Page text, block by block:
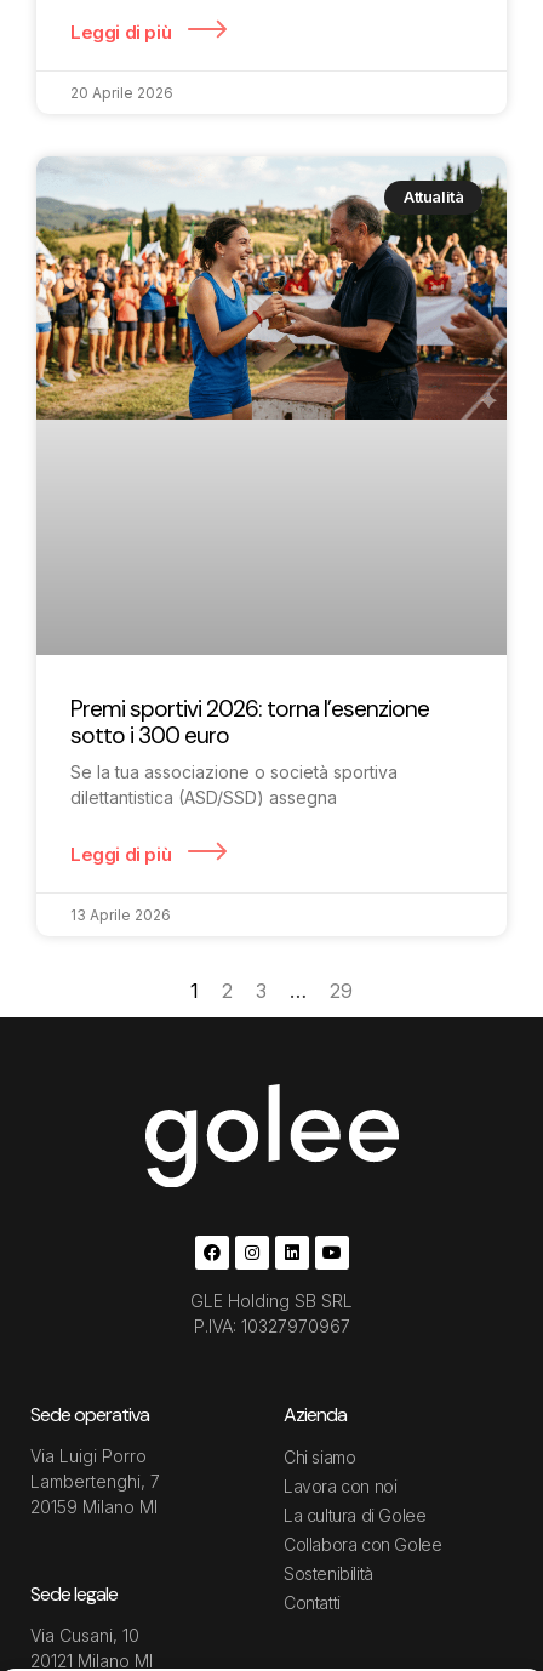
Leggi di più
20 Aprile 2026
Attualità
Premi sportivi 2026: torna l’esenzione
sotto i 300 euro
Se la tua associazione o società sportiva
dilettantistica (ASD/SSD) assegna
Leggi di più
13 Aprile 2026
1 2 3 … 29
GLE Holding SB SRL
P.IVA: 10327970967
Sede operativa
Via Luigi Porro
Lambertenghi, 7
20159 Milano MI
Sede legale
Via Cusani, 10
20121 Milano MI
Azienda
Chi siamo
Lavora con noi
La cultura di Golee
Collabora con Golee
Sostenibilità
Contatti